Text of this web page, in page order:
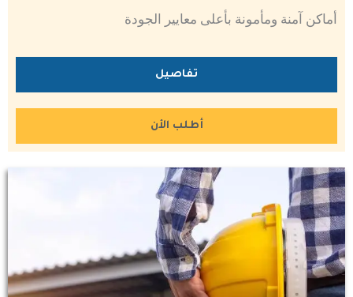
أماكن آمنة ومأمونة بأعلى معايير الجودة
تفاصيل
أطلب الأن